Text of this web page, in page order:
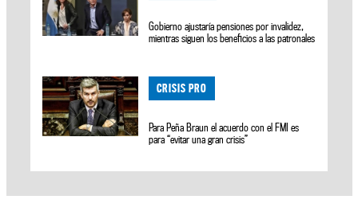
Gobierno ajustaría pensiones por invalidez,
mientras siguen los beneficios a las patronales
CRISIS PRO
Para Peña Braun el acuerdo con el FMI es
para “evitar una gran crisis”